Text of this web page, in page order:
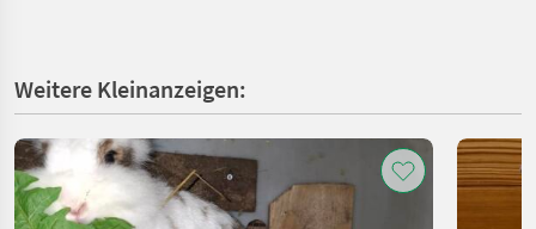
Weitere Kleinanzeigen: